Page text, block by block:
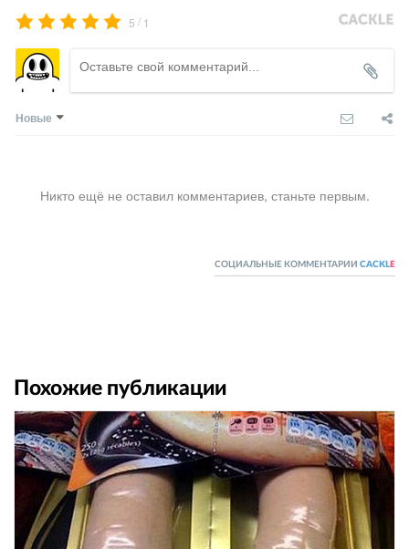
5 / 1
Новые
Никто ещё не оставил комментариев, станьте первым.
СОЦИАЛЬНЫЕ КОММЕНТАРИИ CACKL E
Похожие публикации